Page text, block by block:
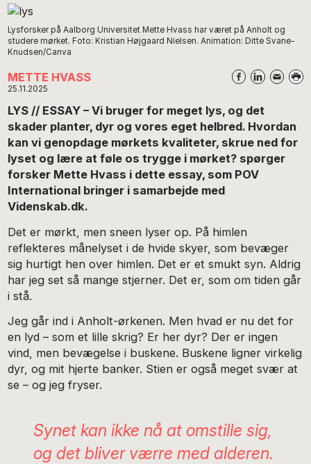
Lysforsker på Aalborg Universitet Mette Hvass har været på Anholt og
studere mørket. Foto: Kristian Højgaard Nielsen. Animation: Ditte Svane-
Knudsen/Canva
METTE HVASS
25.11.2025
LYS // ESSAY – Vi bruger for meget lys, og det
skader planter, dyr og vores eget helbred. Hvordan
kan vi genopdage mørkets kvaliteter, skrue ned for
lyset og lære at føle os trygge i mørket? spørger
forsker Mette Hvass i dette essay, som POV
International bringer i samarbejde med
Videnskab.dk.
Det er mørkt, men sneen lyser op. På himlen
reflekteres månelyset i de hvide skyer, som bevæger
sig hurtigt hen over himlen. Det er et smukt syn. Aldrig
har jeg set så mange stjerner. Det er, som om tiden går
i stå.
Jeg går ind i Anholt-ørkenen. Men hvad er nu det for
en lyd – som et lille skrig? Er her dyr? Der er ingen
vind, men bevægelse i buskene. Buskene ligner virkelig
dyr, og mit hjerte banker. Stien er også meget svær at
se – og jeg fryser.
Synet kan ikke nå at omstille sig,
og det bliver værre med alderen.